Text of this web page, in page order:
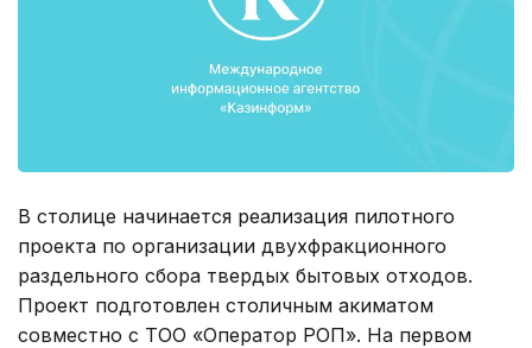
В столице начинается реализация пилотного
проекта по организации двухфракционного
раздельного сбора твердых бытовых отходов.
Проект подготовлен столичным акиматом
совместно с ТОО «Оператор РОП». На первом